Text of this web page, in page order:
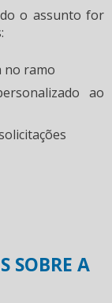
o assunto for
:
no ramo
ao
SOBRE A